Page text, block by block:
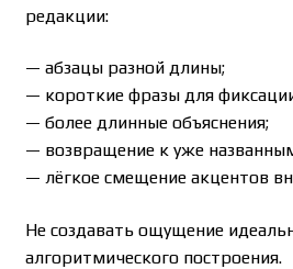
редакции:
— абзацы разной длины;
— короткие фразы для
— более длинные объяснения;
— возвращение к уже
— лёгкое смещение акцентов
Не создавать ощущение
алгоритмического построения.